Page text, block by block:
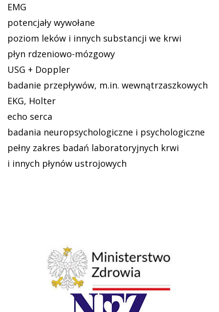
EMG
potencjały wywołane
poziom leków i innych substancji we krwi
płyn rdzeniowo-mózgowy
USG + Doppler
badanie przepływów, m.in. wewnątrzaszkowych
EKG, Holter
echo serca
badania neuropsychologiczne i psychologiczne
pełny zakres badań laboratoryjnych krwi
i innych płynów ustrojowych